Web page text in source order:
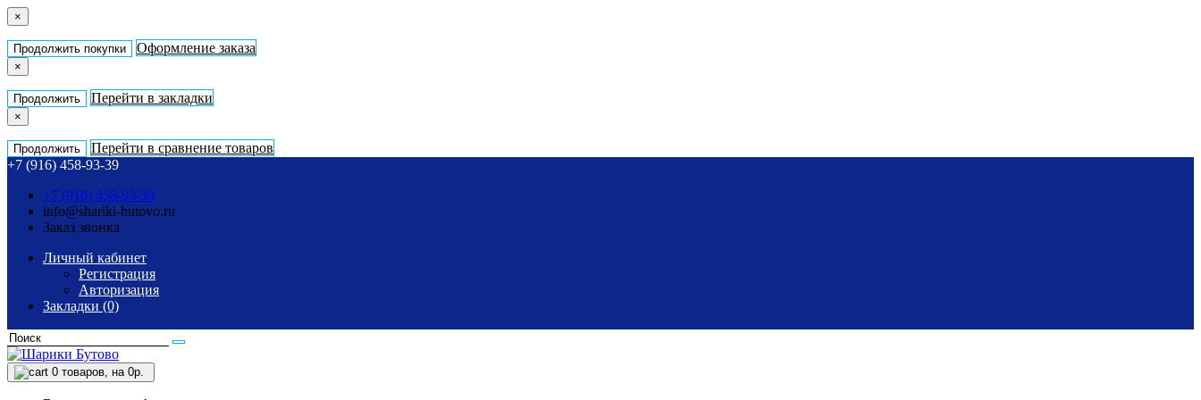
×
Продолжить покупки Оформление заказа
×
Продолжить Перейти в закладки
×
Продолжить
Перейти в сравнение товаров
+7 (916) 458-93-39
+7 (916) 458-93-39
info@shariki-butovo.ru
Заказ звонка
Личный кабинет
Регистрация
Авторизация
Закладки (0)
0 товаров, на 0р.